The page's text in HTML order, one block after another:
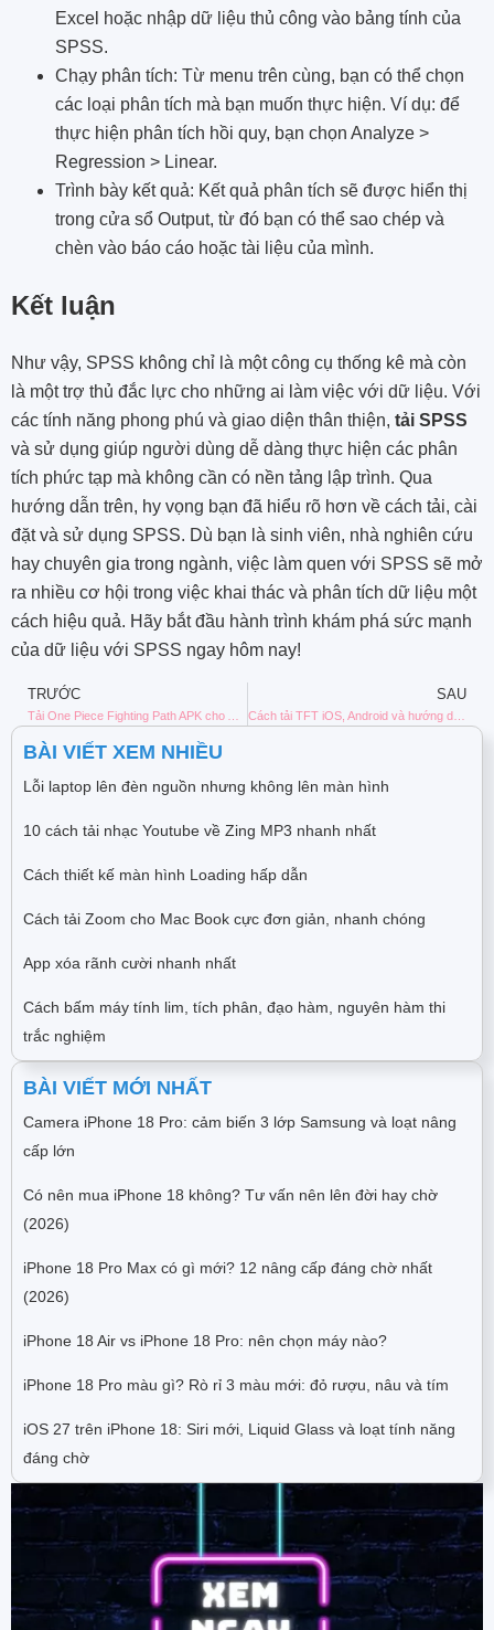
Excel hoặc nhập dữ liệu thủ công vào bảng tính của
SPSS.
Chạy phân tích: Từ menu trên cùng, bạn có thể chọn
các loại phân tích mà bạn muốn thực hiện. Ví dụ: để
thực hiện phân tích hồi quy, bạn chọn Analyze >
Regression > Linear.
Trình bày kết quả: Kết quả phân tích sẽ được hiển thị
trong cửa sổ Output, từ đó bạn có thể sao chép và
chèn vào báo cáo hoặc tài liệu của mình.
Kết luận
Như vậy, SPSS không chỉ là một công cụ thống kê mà còn
là một trợ thủ đắc lực cho những ai làm việc với dữ liệu. Với
các tính năng phong phú và giao diện thân thiện, tải SPSS
và sử dụng giúp người dùng dễ dàng thực hiện các phân
tích phức tạp mà không cần có nền tảng lập trình. Qua
hướng dẫn trên, hy vọng bạn đã hiểu rõ hơn về cách tải, cài
đặt và sử dụng SPSS. Dù bạn là sinh viên, nhà nghiên cứu
hay chuyên gia trong ngành, việc làm quen với SPSS sẽ mở
ra nhiều cơ hội trong việc khai thác và phân tích dữ liệu một
cách hiệu quả. Hãy bắt đầu hành trình khám phá sức mạnh
của dữ liệu với SPSS ngay hôm nay!
TRƯỚC SAU
BÀI VIẾT XEM NHIỀU
Lỗi laptop lên đèn nguồn nhưng không lên màn hình
10 cách tải nhạc Youtube về Zing MP3 nhanh nhất
Cách thiết kế màn hình Loading hấp dẫn
Cách tải Zoom cho Mac Book cực đơn giản, nhanh chóng
App xóa rãnh cười nhanh nhất
Cách bấm máy tính lim, tích phân, đạo hàm, nguyên hàm thi
trắc nghiệm
BÀI VIẾT MỚI NHẤT
Camera iPhone 18 Pro: cảm biến 3 lớp Samsung và loạt nâng
cấp lớn
Có nên mua iPhone 18 không? Tư vấn nên lên đời hay chờ
(2026)
iPhone 18 Pro Max có gì mới? 12 nâng cấp đáng chờ nhất
(2026)
iPhone 18 Air vs iPhone 18 Pro: nên chọn máy nào?
iPhone 18 Pro màu gì? Rò rỉ 3 màu mới: đỏ rượu, nâu và tím
iOS 27 trên iPhone 18: Siri mới, Liquid Glass và loạt tính năng
đáng chờ